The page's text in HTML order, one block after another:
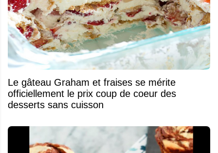
Le gâteau Graham et fraises se mérite
officiellement le prix coup de coeur des
desserts sans cuisson